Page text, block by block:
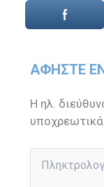
ΑΦΉΣΤΕ
Η ηλ.
εδώ..